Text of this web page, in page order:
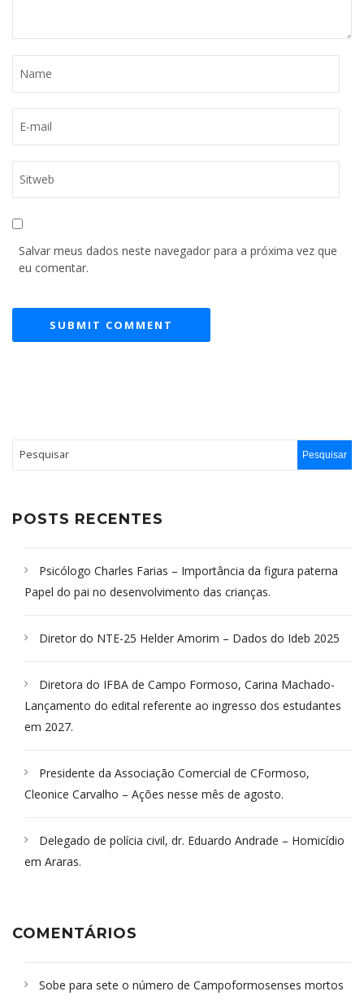
Salvar meus dados neste navegador para a próxima vez que
eu comentar.
POSTS RECENTES
Psicólogo Charles Farias – Importância da figura paterna
Papel do pai no desenvolvimento das crianças.
Diretor do NTE-25 Helder Amorim – Dados do Ideb 2025
Diretora do IFBA de Campo Formoso, Carina Machado-
Lançamento do edital referente ao ingresso dos estudantes
em 2027.
Presidente da Associação Comercial de CFormoso,
Cleonice Carvalho – Ações nesse mês de agosto.
Delegado de polícia civil, dr. Eduardo Andrade – Homicídio
em Araras.
COMENTÁRIOS
Sobe para sete o número de Campoformosenses mortos